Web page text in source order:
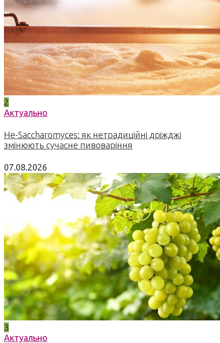
2
Актуально
Не-Saccharomyces: як нетрадиційні дріжджі
змінюють сучасне пивоваріння
07.08.2026
3
Актуально